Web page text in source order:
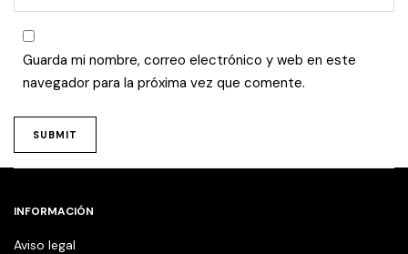
Guarda mi nombre, correo electrónico y web en este
navegador para la próxima vez que comente.
INFORMACIÓN
Aviso legal